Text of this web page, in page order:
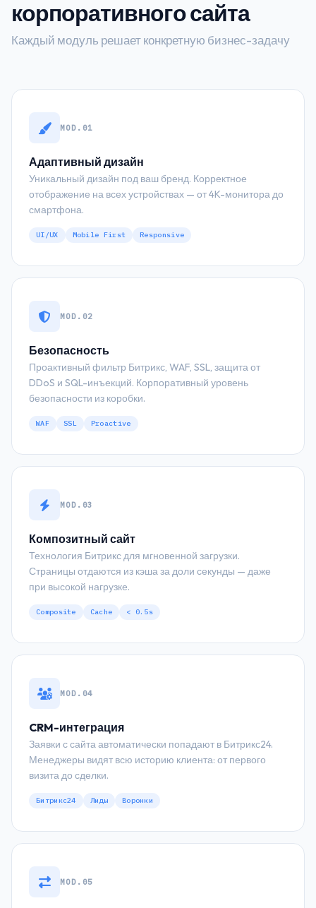
корпоративного сайта
Каждый модуль решает конкретную бизнес-задачу
MOD.01
Адаптивный дизайн
Уникальный дизайн под ваш бренд. Корректное
отображение на всех устройствах — от 4K-монитора до
смартфона.
UI/UX Mobile First Responsive
MOD.02
Безопасность
Проактивный фильтр Битрикс, WAF, SSL, защита от
DDoS и SQL-инъекций. Корпоративный уровень
безопасности из коробки.
WAF SSL Proactive
MOD.03
Композитный сайт
Технология Битрикс для мгновенной загрузки.
Страницы отдаются из кэша за доли секунды — даже
при высокой нагрузке.
Composite Cache < 0.5s
MOD.04
CRM-интеграция
Заявки с сайта автоматически попадают в Битрикс24.
Менеджеры видят всю историю клиента: от первого
визита до сделки.
Битрикс24 Лиды Воронки
MOD.05